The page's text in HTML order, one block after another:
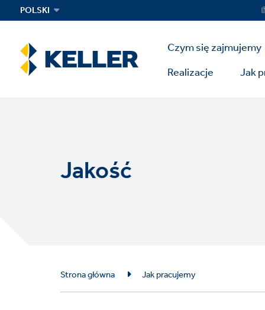
to
content
POLSKI
Main
Menu
Czym się zajmujemy
Realizacje
Jak
Jakość
Breadcrumb
Strona główna Jak pracujemy